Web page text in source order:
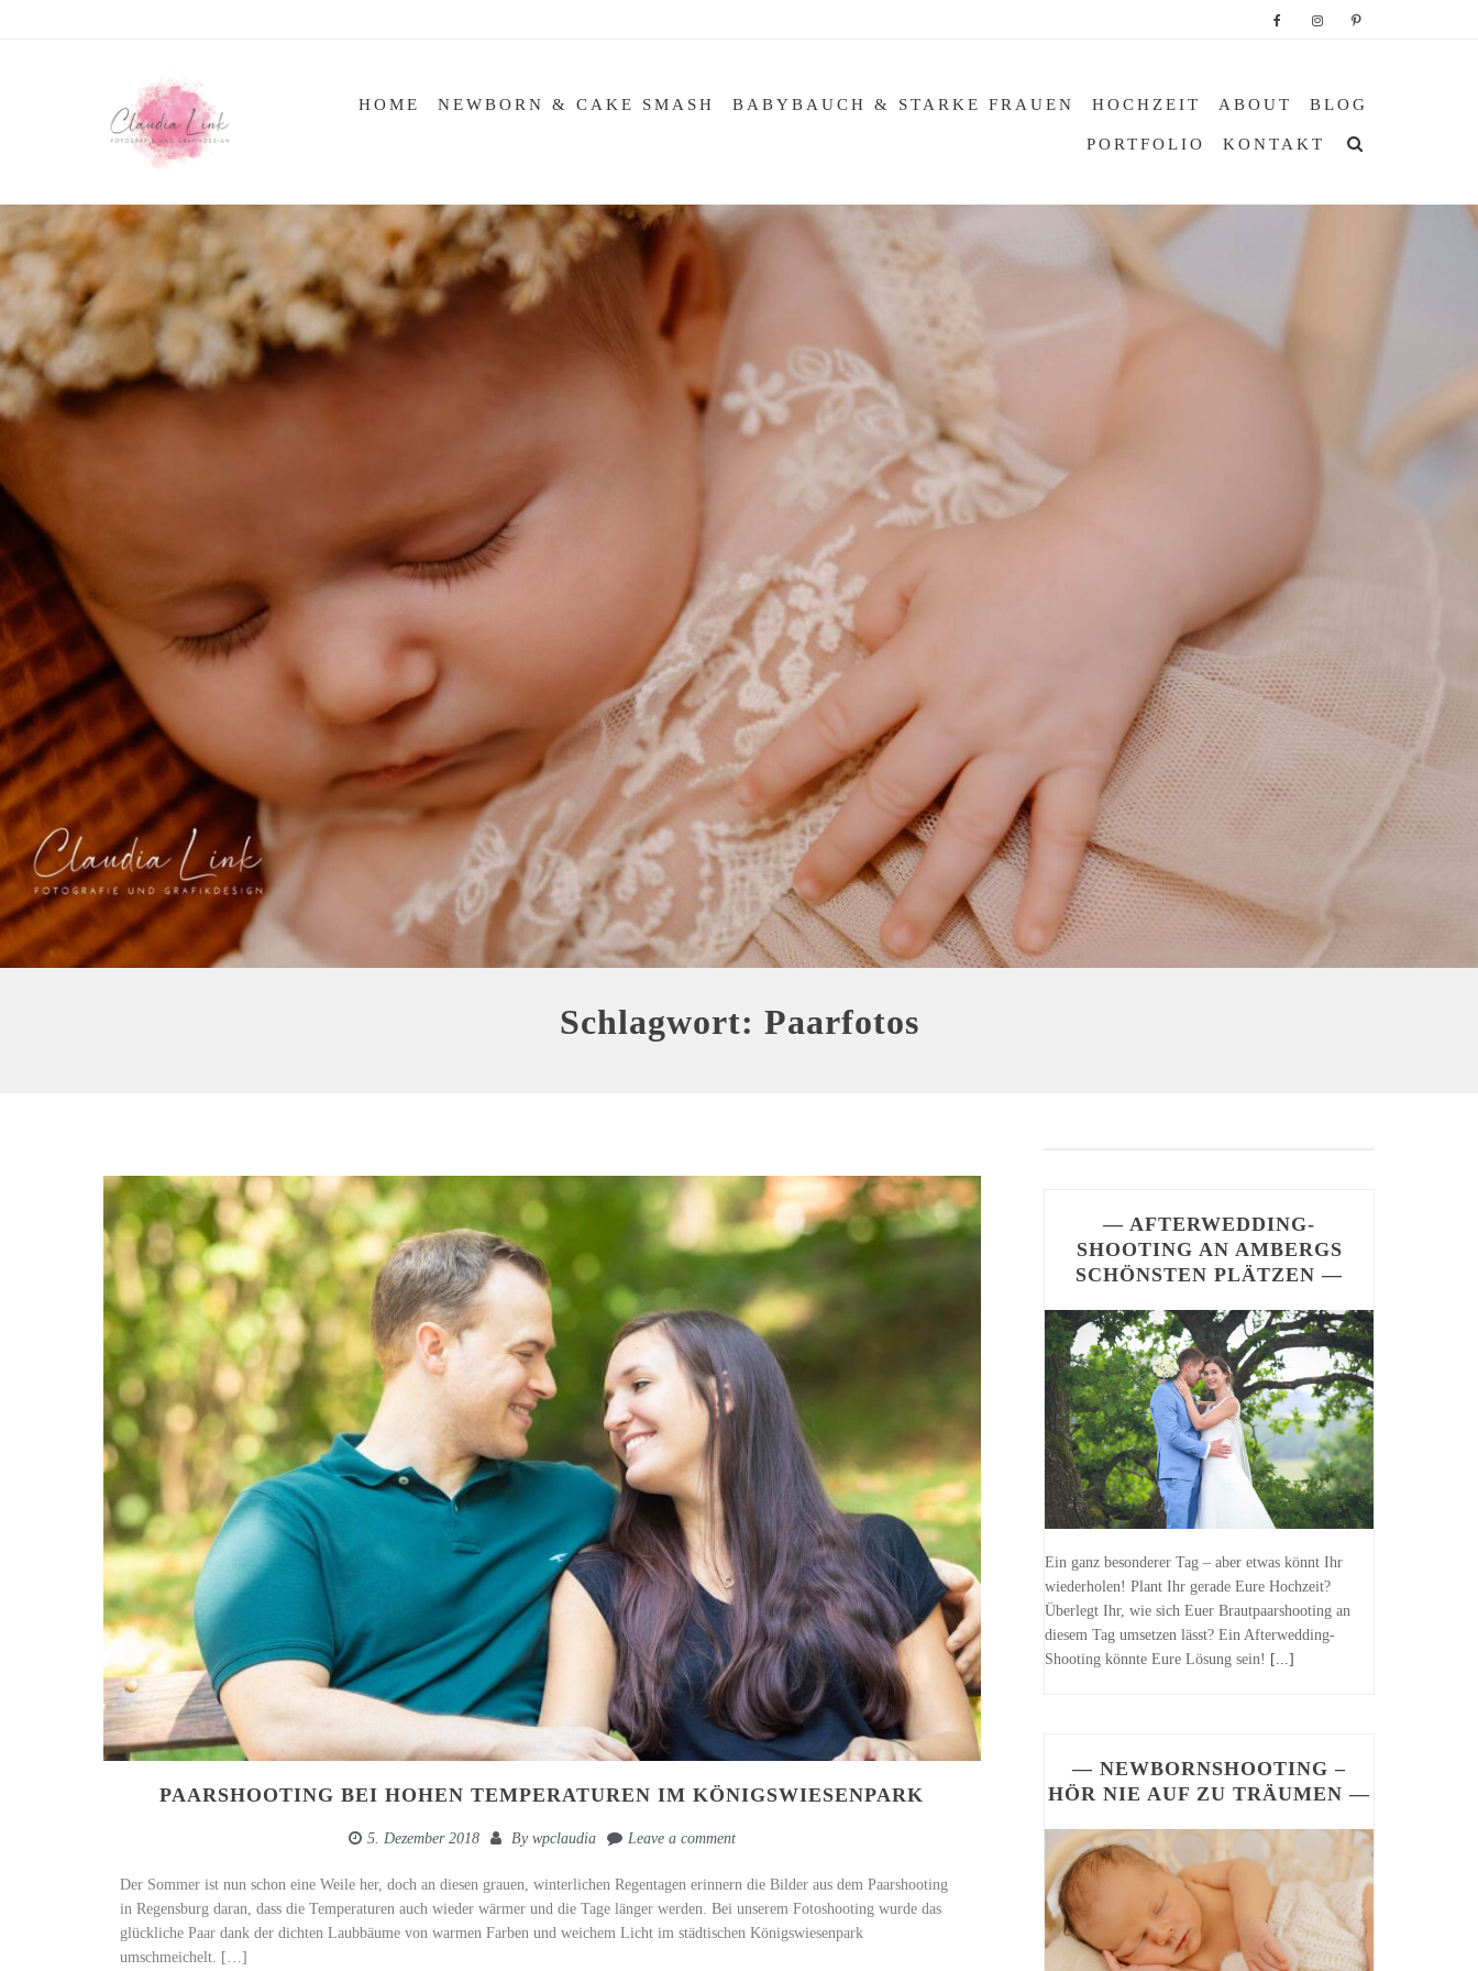
HOME NEWBORN & CAKE SMASH BABYBAUCH & STARKE FRAUEN HOCHZEIT ABOUT BLOG
PORTFOLIO KONTAKT
Schlagwort: Paarfotos
PAARSHOOTING BEI HOHEN TEMPERATUREN IM KÖNIGSWIESENPARK
5. Dezember 2018 By wpclaudia Leave a comment
Der Sommer ist nun schon eine Weile her, doch an diesen grauen, winterlichen Regentagen erinnern die Bilder aus dem Paarshooting
in Regensburg daran, dass die Temperaturen auch wieder wärmer und die Tage länger werden. Bei unserem Fotoshooting wurde das
glückliche Paar dank der dichten Laubbäume von warmen Farben und weichem Licht im städtischen Königswiesenpark
umschmeichelt. […]
— AFTERWEDDING-
SHOOTING AN AMBERGS
SCHÖNSTEN PLÄTZEN —
Ein ganz besonderer Tag – aber etwas könnt Ihr
wiederholen! Plant Ihr gerade Eure Hochzeit?
Überlegt Ihr, wie sich Euer Brautpaarshooting an
diesem Tag umsetzen lässt? Ein Afterwedding-
Shooting könnte Eure Lösung sein! [...]
— NEWBORNSHOOTING –
HÖR NIE AUF ZU TRÄUMEN —